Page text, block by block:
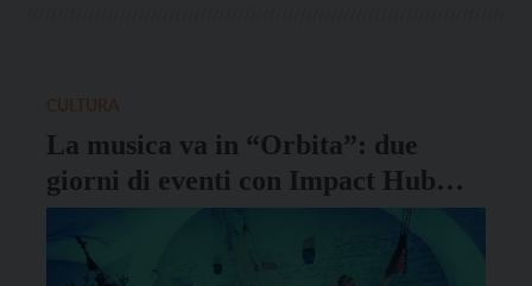
La musica va in “Orbita”: due
giorni di eventi con Impact Hub
Trentino